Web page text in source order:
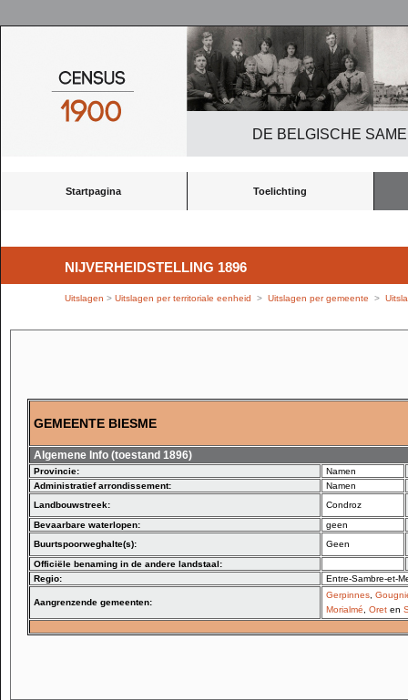
DE BELGISCHE
Startpagina Toelichting
NIJVERHEIDSTELLING 1896
Uitslagen > Uitslagen per territoriale eenheid > Uitslagen per gemeente >
GEMEENTE BIESME
Algemene Info (toestand 1896)
Provincie:
Namen
Administratief arrondissement:
Namen
Landbouwstreek:
Condroz
Bevaarbare waterlopen:
geen
Buurtspoorweghalte(s):
Geen
Officiële benaming in de andere landstaal:
Regio:
Entre-Sambre-et-
Aangrenzende gemeenten:
Gerpinnes
Morialmé
Oret en